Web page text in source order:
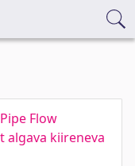
Flow
algava kiireneva